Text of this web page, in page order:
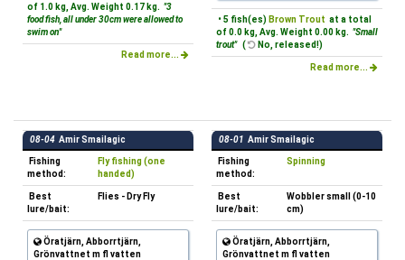
of 1.0 kg, Avg. Weight 0.17 kg. "3
food fish, all under 30cm were allowed to
swim on"
Read more...
• 5 fish(es) Brown Trout at a total
of 0.0 kg, Avg. Weight 0.00 kg. "Small
trout" ( No, released!)
Read more...
08-04 Amir Smailagic
Fishing
method:
Fly fishing (one
handed)
Best
lure/bait:
Flies - Dry Fly
Öratjärn, Abborrtjärn,
Grönvattnet m fl vatten
08-01 Amir Smailagic
Fishing
method:
Spinning
Best
lure/bait:
Wobbler small (0-10
cm)
Öratjärn, Abborrtjärn,
Grönvattnet m fl vatten